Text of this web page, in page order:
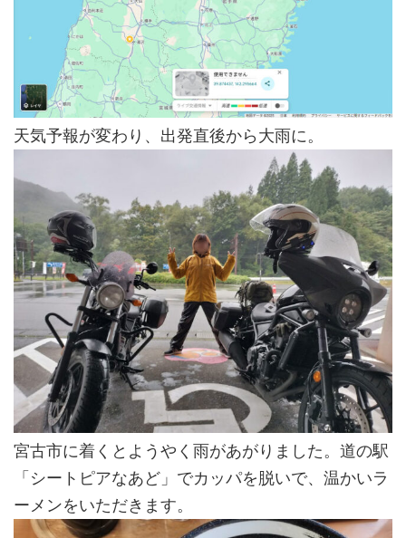
天気予報が変わり、出発直後から大雨に。
宮古市に着くとようやく雨があがりました。道の駅
「シートピアなあど」でカッパを脱いで、温かいラ
ーメンをいただきます。